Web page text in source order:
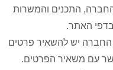
החברה, התכנים והמשרות
בדפי האתר.
יש להשאיר פרטים
עם משאיר הפרטים.